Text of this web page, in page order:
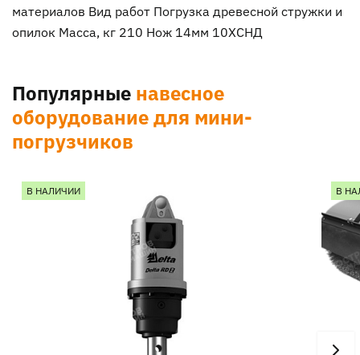
материалов Вид работ Погрузка древесной стружки и
опилок Масса, кг 210 Нож 14мм 10ХСНД
Популярные навесное
оборудование для мини-
погрузчиков
В НАЛИЧИИ В